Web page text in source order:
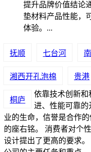
提升品牌价值结论
垫材料产品性能，
体验。...
抚顺 七台河
湘西开孔泡棉 贵港
桐庐
依靠技术创新
进、性能可靠的
业的生命，信誉是合作
的座右铭。 消费者对个
设计提出了更高的要求